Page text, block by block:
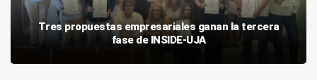
Tres propuestas empresariales ganan la tercera
fase de INSIDE-UJA